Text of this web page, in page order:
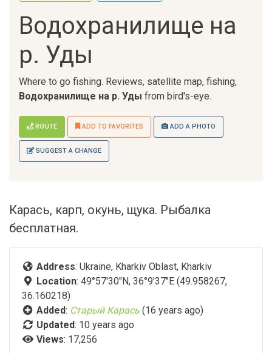
Водохранилище на
р. Уды
Where to go fishing. Reviews, satellite map, fishing,
Водохранилище на р. Уды from bird's-eye.
ROUTE ADD TO FAVORITES ADD A PHOTO
SUGGEST A CHANGE
Карась, карп, окунь, щука. Рыбалка
бесплатная.
Address: Ukraine, Kharkiv Oblast, Kharkiv
Location: 49°57'30"N, 36°9'37"E (49.958267,
36.160218)
Added: Старый Карась (16 years ago)
Updated: 10 years ago
Views: 17,256